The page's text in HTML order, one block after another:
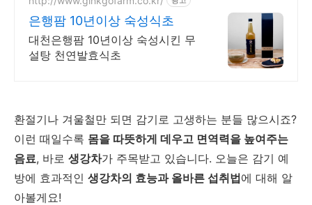
은행팜 10년이상 숙성식초
대천은행팜 10년이상 숙성시킨 무
설탕 천연발효식초
환절기나 겨울철만 되면 감기로 고생하는 분들 많으시죠?
이런 때일수록 몸을 따뜻하게 데우고 면역력을 높여주는
음료, 바로 생강차가 주목받고 있습니다. 오늘은 감기 예
방에 효과적인 생강차의 효능과 올바른 섭취법에 대해 알
아볼게요!